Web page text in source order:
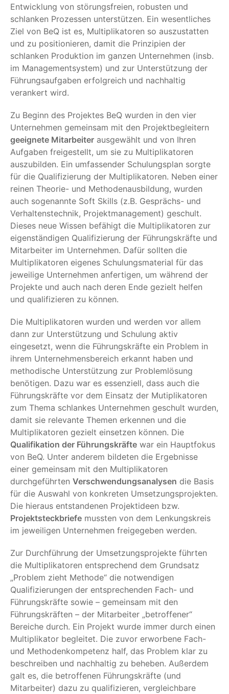
Entwicklung von störungsfreien, robusten und
schlanken Prozessen unterstützen. Ein wesentliches
Ziel von BeQ ist es, Multiplikatoren so auszustatten
und zu positionieren, damit die Prinzipien der
schlanken Produktion im ganzen Unternehmen (insb.
im Managementsystem) und zur Unterstützung der
Führungsaufgaben erfolgreich und nachhaltig
verankert wird.
Zu Beginn des Projektes BeQ wurden in den vier
Unternehmen gemeinsam mit den Projektbegleitern
geeignete Mitarbeiter ausgewählt und von Ihren
Aufgaben freigestellt, um sie zu Multiplikatoren
auszubilden. Ein umfassender Schulungsplan sorgte
für die Qualifizierung der Multiplikatoren. Neben einer
reinen Theorie- und Methodenausbildung, wurden
auch sogenannte Soft Skills (z.B. Gesprächs- und
Verhaltenstechnik, Projektmanagement) geschult.
Dieses neue Wissen befähigt die Multiplikatoren zur
eigenständigen Qualifizierung der Führungskräfte und
Mitarbeiter im Unternehmen. Dafür sollten die
Multiplikatoren eigenes Schulungsmaterial für das
jeweilige Unternehmen anfertigen, um während der
Projekte und auch nach deren Ende gezielt helfen
und qualifizieren zu können.
Die Multiplikatoren wurden und werden vor allem
dann zur Unterstützung und Schulung aktiv
eingesetzt, wenn die Führungskräfte ein Problem in
ihrem Unternehmensbereich erkannt haben und
methodische Unterstützung zur Problemlösung
benötigen. Dazu war es essenziell, dass auch die
Führungskräfte vor dem Einsatz der Mutiplikatoren
zum Thema schlankes Unternehmen geschult wurden,
damit sie relevante Themen erkennen und die
Multiplikatoren gezielt einsetzen können. Die
Qualifikation der Führungskräfte war ein Hauptfokus
von BeQ. Unter anderem bildeten die Ergebnisse
einer gemeinsam mit den Multiplikatoren
durchgeführten Verschwendungsanalysen die Basis
für die Auswahl von konkreten Umsetzungsprojekten.
Die hieraus entstandenen Projektideen bzw.
Projektsteckbriefe mussten von dem Lenkungskreis
im jeweiligen Unternehmen freigegeben werden.
Zur Durchführung der Umsetzungsprojekte führten
die Multiplikatoren entsprechend dem Grundsatz
„Problem zieht Methode“ die notwendigen
Qualifizierungen der entsprechenden Fach- und
Führungskräfte sowie – gemeinsam mit den
Führungskräften – der Mitarbeiter „betroffener“
Bereiche durch. Ein Projekt wurde immer durch einen
Multiplikator begleitet. Die zuvor erworbene Fach-
und Methodenkompetenz half, das Problem klar zu
beschreiben und nachhaltig zu beheben. Außerdem
galt es, die betroffenen Führungskräfte (und
Mitarbeiter) dazu zu qualifizieren, vergleichbare